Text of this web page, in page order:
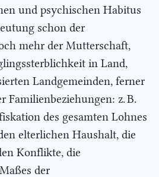
und psychischen Habitus
schon der
mehr der Mutterschaft,
in Land,
Landgemeinden, ferner
Familienbeziehungen: z. B.
des gesamten Lohnes
elterlichen Haushalt, die
Konflikte, die
der